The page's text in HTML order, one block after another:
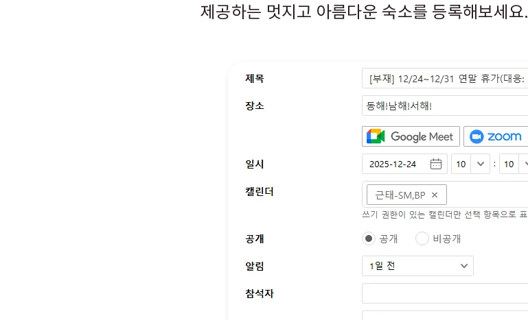
제공하는 멋지고 아름다운 숙소를 등록해보세요.